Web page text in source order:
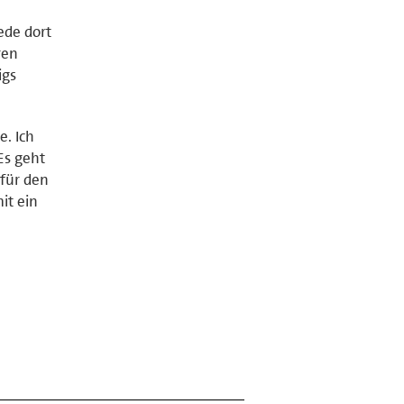
dort
Ich
geht
den
ein